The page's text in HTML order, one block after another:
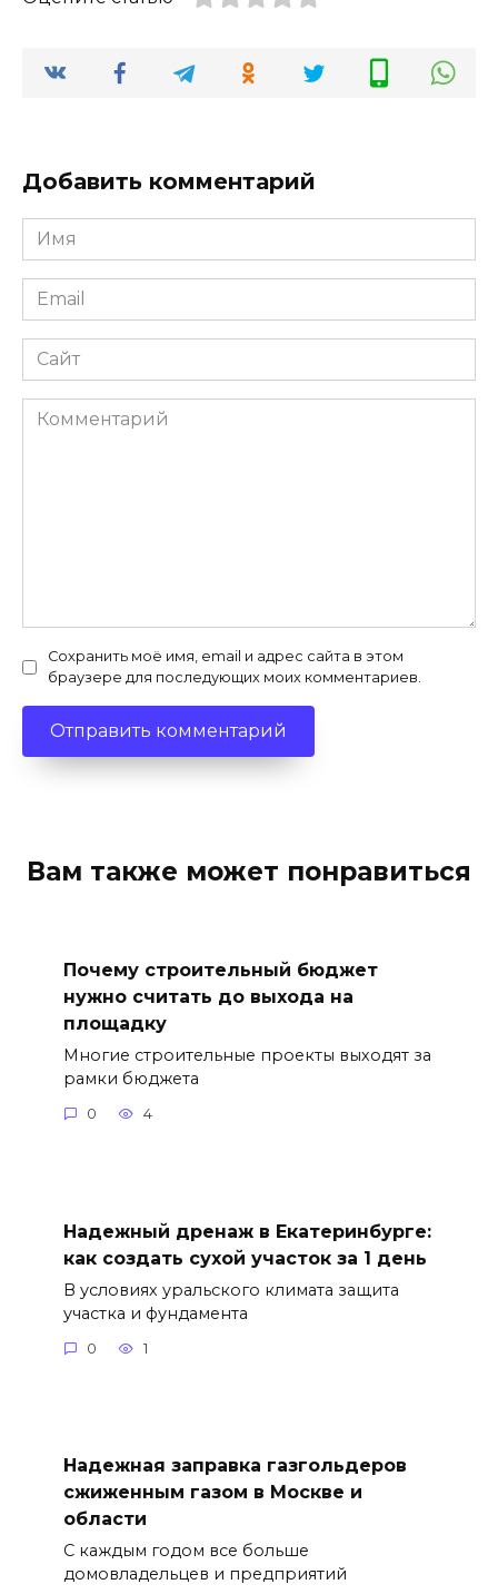
Добавить комментарий
Имя
*
Email
*
Сайт
Комментарий
Сохранить моё имя, email и адрес сайта в этом
браузере для последующих моих комментариев.
Вам также может понравиться
Почему строительный бюджет
нужно считать до выхода на
площадку
Многие строительные проекты выходят за
рамки бюджета
0 4
Надежный дренаж в Екатеринбурге:
как создать сухой участок за 1 день
В условиях уральского климата защита
участка и фундамента
0 1
Надежная заправка газгольдеров
сжиженным газом в Москве и
области
С каждым годом все больше
домовладельцев и предприятий